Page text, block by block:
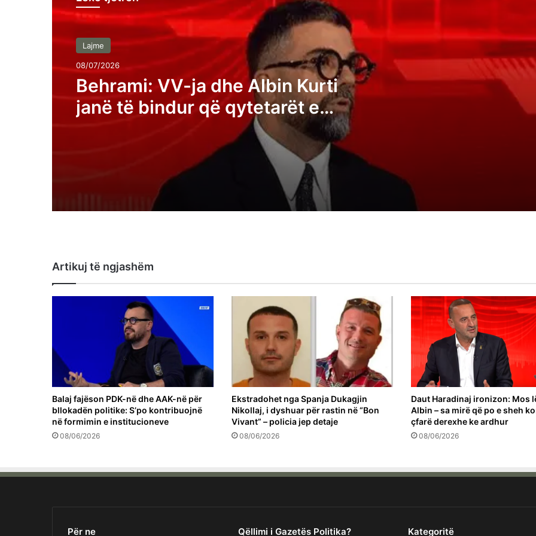
Lajme
08/07/2026
Behrami: VV-ja dhe Albin Kurti
janë të bindur që qytetarët e
Kosovës janë analfabetë
Kryeziu e VV-së: Posti i presidentit nuk
duhet t’i takojë LDK-së
Pozhari: Albin Kurti duhet t’ia japë
presidentin opozitës, kështu tregohet
Ermal Sadiku: Asnjë parti nuk i ka fituar
deputetë, atëherë të kemi një
konsensual
Artikuj të ngjashëm
Balaj fajëson PDK-në dhe AAK-në për
bllokadën politike: S’po kontribuojnë
në formimin e institucioneve
08/06/2026
Ekstradohet nga Spanja Dukagjin
Nikollaj, i dyshuar për rastin në “Bon
Vivant” – policia jep detaje
08/06/2026
Daut Haradinaj ironizon: Mos
Albin – sa mirë që po e sheh
çfarë derexhe ke ardhur
08/06/2026
Për ne Qëllimi i Gazetës Politika? Kategoritë